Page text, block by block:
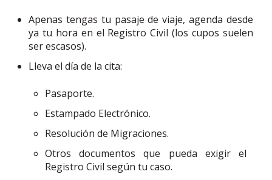
Apenas tengas tu pasaje de viaje, agenda desde
ya tu hora en el Registro Civil (los cupos suelen
ser escasos).
Lleva el día de la cita:
Pasaporte.
Estampado Electrónico.
Resolución de Migraciones.
Otros documentos que pueda exigir el
Registro Civil según tu caso.